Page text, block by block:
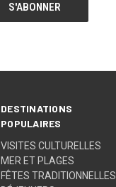
DESTINATIONS
POPULAIRES
VISITES CULTURELLES
MER ET PLAGES
FÊTES TRADITIONNELLES